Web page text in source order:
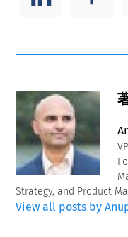
Strategy, and Product
View all posts by